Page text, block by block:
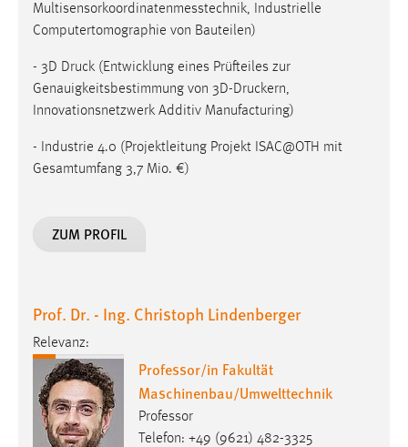
Multisensorkoordinatenmesstechnik, Industrielle
Computertomographie von Bauteilen)
- 3D Druck (Entwicklung eines Prüfteiles zur
Genauigkeitsbestimmung von 3D-Druckern,
Innovationsnetzwerk Additiv Manufacturing)
- Industrie 4.0 (Projektleitung Projekt ISAC@OTH mit
Gesamtumfang 3,7 Mio. €)
ZUM PROFIL
Prof. Dr. - Ing. Christoph Lindenberger
Relevanz:
Professor/in Fakultät
Maschinenbau/Umwelttechnik
Professor
Telefon: +49 (9621) 482-3325